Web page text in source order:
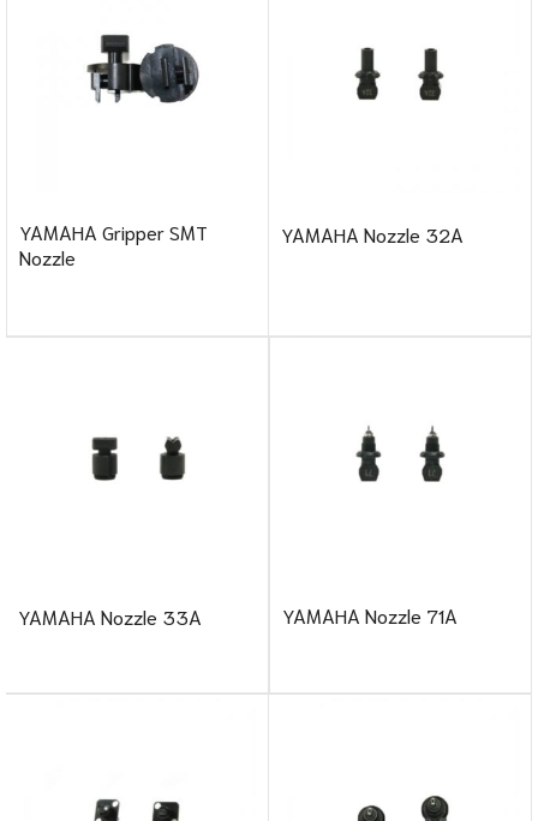
YAMAHA Gripper SMT
Nozzle
YAMAHA Nozzle 32A
YAMAHA Nozzle 33A YAMAHA Nozzle 71A